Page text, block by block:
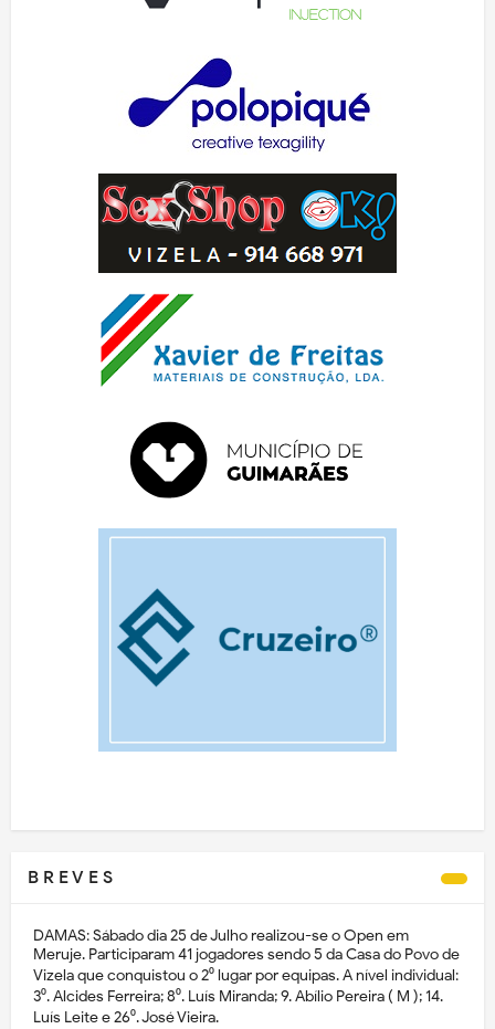
B R E V E S
DAMAS: Sábado dia 25 de Julho realizou-se o Open em
Meruje. Participaram 41 jogadores sendo 5 da Casa do Povo de
Vizela que conquistou o 2⁰ lugar por equipas. A nível individual:
3⁰. Alcides Ferreira; 8⁰. Luís Miranda; 9. Abílio Pereira ( M ); 14.
Luís Leite e 26⁰. José Vieira.